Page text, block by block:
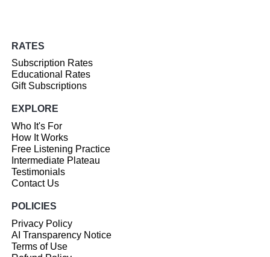
RATES
Subscription Rates
Educational Rates
Gift Subscriptions
EXPLORE
Who It's For
How It Works
Free Listening Practice
Intermediate Plateau
Testimonials
Contact Us
POLICIES
Privacy Policy
AI Transparency Notice
Terms of Use